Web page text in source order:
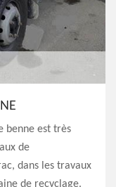
benne est très
de
dans les travaux
de recyclage.